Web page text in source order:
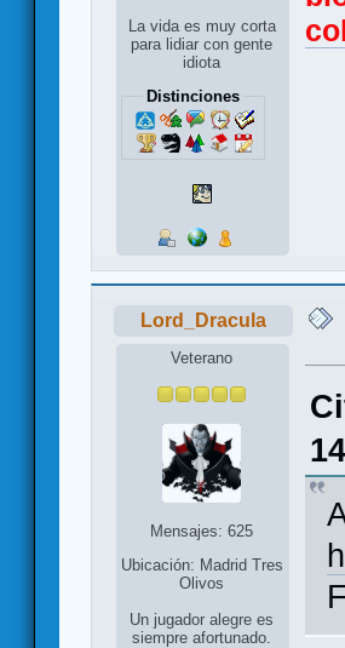
La vida es muy corta
para lidiar con gente
idiota
Distinciones
Lord_Dracula
Veterano
Mensajes: 625
Ubicación: Madrid Tres
Olivos
Un jugador alegre es
siempre afortunado.